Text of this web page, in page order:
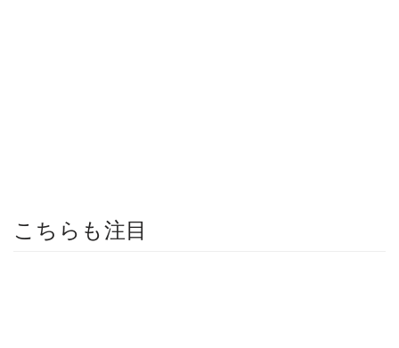
こちらも注目